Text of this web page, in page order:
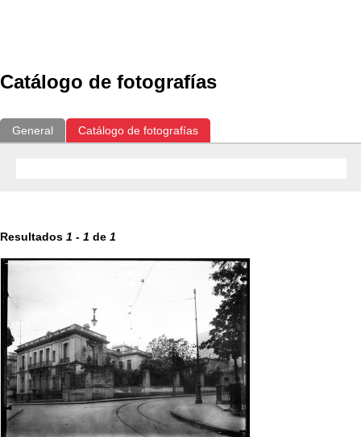
Catálogo de fotografías
General Catálogo de fotografías
Resultados 1 - 1 de 1